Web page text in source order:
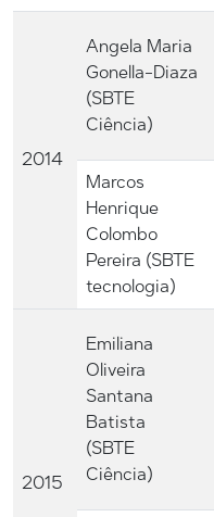
2014
Angela Maria
Gonella-Diaza
(SBTE
Ciência)
Marcos
Henrique
Colombo
Pereira (SBTE
tecnologia)
2015
Emiliana
Oliveira
Santana
Batista
(SBTE
Ciência)